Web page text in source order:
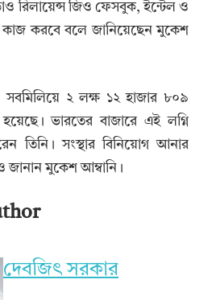
রিলায়েন্স জিও ফেসবুক, ইন্টেল ও
করবে বলে জানিয়েছেন মুকেশ
সবমিলিয়ে ২ লক্ষ ১২ হাজার ৮০৯
ভারতের বাজারে এই লগ্নি
তিনি। সংস্থার বিনিয়োগ আনার
জানান মুকেশ আম্বানি।
দেবজিৎ সরকার